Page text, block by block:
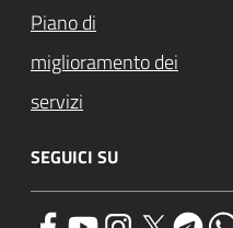
Piano di
miglioramento dei
servizi
SEGUICI SU